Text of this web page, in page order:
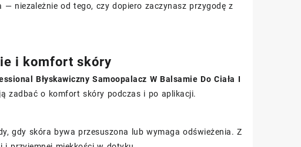
niezależnie od tego, czy dopiero zaczynasz przygodę z
i komfort skóry
Błyskawiczny Samoopalacz W Balsamie Do Ciała I
zadbać o komfort skóry podczas i po aplikacji.
gdy skóra bywa przesuszona lub wymaga odświeżenia. Z